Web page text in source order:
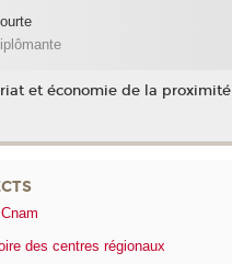
et économie de la proximité
des centres régionaux